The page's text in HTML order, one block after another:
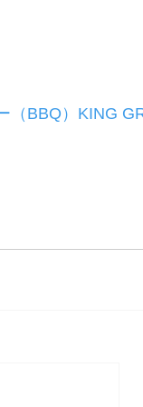
（BBQ）KING